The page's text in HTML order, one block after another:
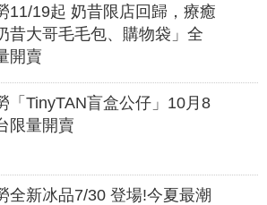
11/19起 奶昔限店回歸，療癒
昔大哥毛毛包、購物袋」全
開賣
「TinyTAN盲盒公仔」10月8
限量開賣
全新冰品7/30 登場!今夏最潮